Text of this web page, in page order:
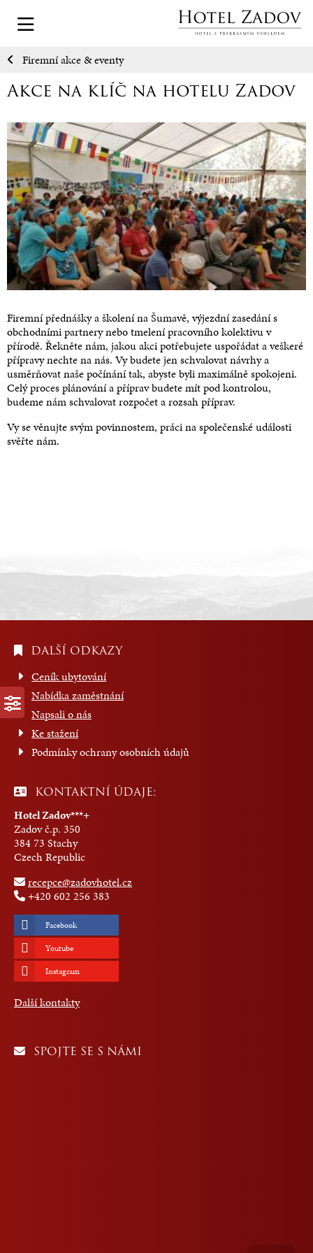
Firemní akce & eventy
Akce na klíč na hotelu Zadov
Firemní přednášky a školení na Šumavě, výjezdní zasedání s
obchodními partnery nebo tmelení pracovního kolektivu v
přírodě. Řekněte nám, jakou akci potřebujete uspořádat a veškeré
přípravy nechte na nás. Vy budete jen schvalovat návrhy a
usměrňovat naše počínání tak, abyste byli maximálně spokojeni.
Celý proces plánování a příprav budete mít pod kontrolou,
budeme nám schvalovat rozpočet a rozsah příprav.
Vy se věnujte svým povinnostem, práci na společenské události
svěřte nám.
DALŠÍ ODKAZY
Ceník ubytování
Nabídka zaměstnání
Napsali o nás
Ke stažení
Podmínky ochrany osobních údajů
KONTAKTNÍ ÚDAJE:
Hotel Zadov***+
Zadov č.p. 350
384 73 Stachy
Czech Republic
recepce@zadovhotel.cz
+420 602 256 383
Facebook
Youtube
Instagram
Další kontakty
SPOJTE SE S NÁMI